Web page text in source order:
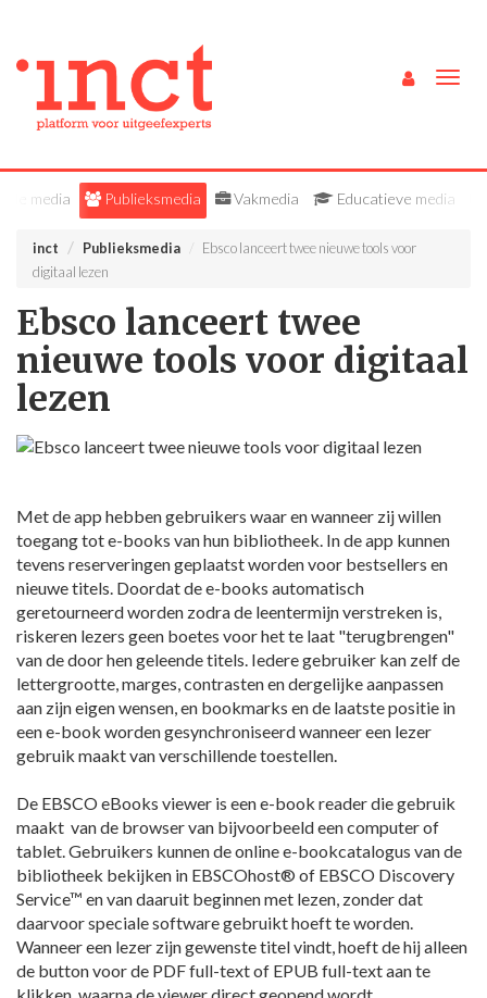
Alle media Publieksmedia Vakmedia Educatieve media
inct Publieksmedia
Ebsco lanceert twee nieuwe tools voor
digitaal lezen
Ebsco lanceert twee
nieuwe tools voor digitaal
lezen
Met de app hebben gebruikers waar en wanneer zij willen
toegang tot e-books van hun bibliotheek. In de app kunnen
tevens reserveringen geplaatst worden voor bestsellers en
nieuwe titels. Doordat de e-books automatisch
geretourneerd worden zodra de leentermijn verstreken is,
riskeren lezers geen boetes voor het te laat "terugbrengen"
van de door hen geleende titels. Iedere gebruiker kan zelf de
lettergrootte, marges, contrasten en dergelijke aanpassen
aan zijn eigen wensen, en bookmarks en de laatste positie in
een e-book worden gesynchroniseerd wanneer een lezer
gebruik maakt van verschillende toestellen.
De EBSCO eBooks viewer is een e-book reader die gebruik
maakt van de browser van bijvoorbeeld een computer of
tablet. Gebruikers kunnen de online e-bookcatalogus van de
bibliotheek bekijken in EBSCOhost® of EBSCO Discovery
Service™ en van daaruit beginnen met lezen, zonder dat
daarvoor speciale software gebruikt hoeft te worden.
Wanneer een lezer zijn gewenste titel vindt, hoeft de hij alleen
de button voor de PDF full-text of EPUB full-text aan te